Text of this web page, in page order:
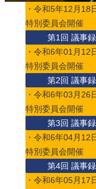
・令和5年12月
特別委員会開催
第1回 議事
・令和6年01月
特別委員会開催
第2回 議事
・令和6年03月
特別委員会開催
第3回 議事
・令和6年04月
特別委員会開催
第4回 議事
・令和6年05月